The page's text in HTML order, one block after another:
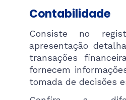
Contabilidade
Consiste no
apresentação
transações
fornecem
tomada de decisões